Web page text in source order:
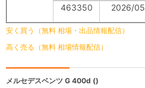
463350 2026/05
安く買う（無料 相場・出品情報配信）
高く売る（無料 相場情報配信）
メルセデスベンツ G 400d ()